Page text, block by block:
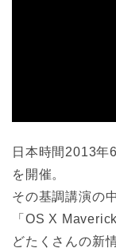
日本時間2013年
を開催。
その基調講演の
「OS X
どたくさんの新